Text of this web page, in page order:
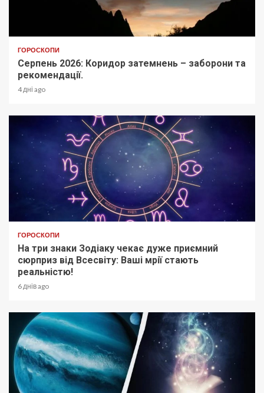
ГОРОСКОПИ
Серпень 2026: Коридор затемнень – заборони та
рекомендації.
4 дні ago
ГОРОСКОПИ
На три знаки Зодіаку чекає дуже приємний
сюрприз від Всесвіту: Ваші мрії стають
реальністю!
6 днів ago